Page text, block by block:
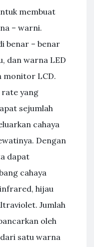
membuat
– warni.
benar – benar
dan warna LED
monitor LCD.
yang
sejumlah
cahaya
Dengan
dapat
cahaya
hijau
Jumlah
oleh
satu warna